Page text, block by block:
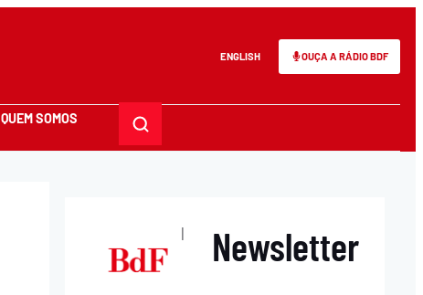
ENGLISH OUÇA A RÁDIO BDF
QUEM SOMOS
| Newsletter